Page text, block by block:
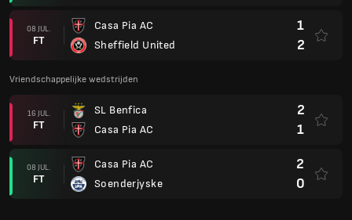
08 JUL.
FT
Casa Pia AC
Sheffield United
1
2
Vriendschappelijke wedstrijden
16 JUL.
FT
SL Benfica
Casa Pia AC
2
1
08 JUL.
FT
Casa Pia AC
Soenderjyske
2
0